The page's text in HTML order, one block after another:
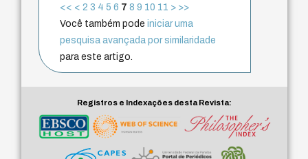
<< < 2 3 4 5 6 7 8 9 10 11 > >>
Você também podeiniciar uma
pesquisa avançada por similaridade
para este artigo.
Registros e Indexações desta Revista: